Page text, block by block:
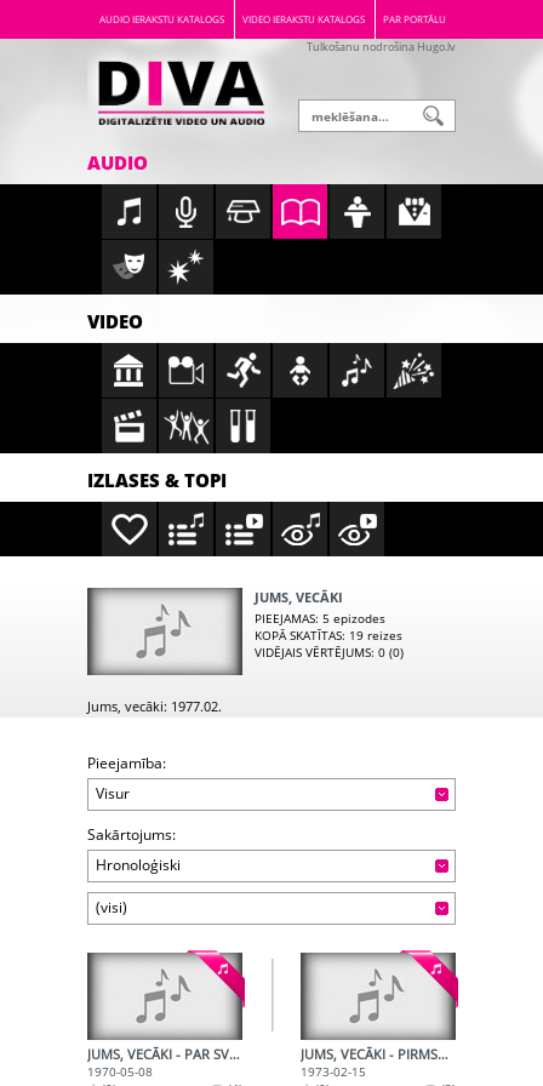
AUDIO IERAKSTU KATALOGS VIDEO IERAKSTU KATALOGS PAR PORTĀLU
Tulkošanu nodrošina Hugo.lv
AUDIO
VIDEO
IZLASES & TOPI
JUMS, VECĀKI
PIEEJAMAS: 5 epizodes
KOPĀ SKATĪTAS: 19 reizes
VIDĒJAIS VĒRTĒJUMS: 0 (0)
Jums, vecāki: 1977.02.
Pieejamība:
Visur
Sakārtojums:
Hronoloģiski
(visi)
JUMS, VECĀKI - PAR SVĒTKU SVINĒŠANU ĢIMENĒ
1970-05-08
JUMS, VECĀKI - PIRMSSKOLAS VECUMA BĒRNU VALODAS ATTĪSTĪŠANA
1973-02-15